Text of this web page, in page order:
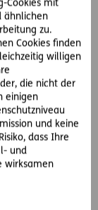
Cookies mit
ähnlichen
zu.
Cookies finden
willigen
die nicht der
einigen
und keine
dass Ihre
und
wirksamen
dadurch gegen
M. soll nun
für den
Lösung
ihr zu einer
den
stehen. Dank
wird die
reduziert. Die